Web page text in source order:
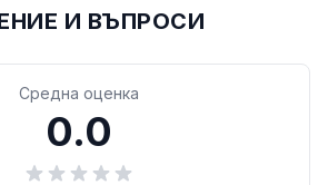
замазка
подходяща за
И ВЪПРОСИ
Средна оценка
0.0